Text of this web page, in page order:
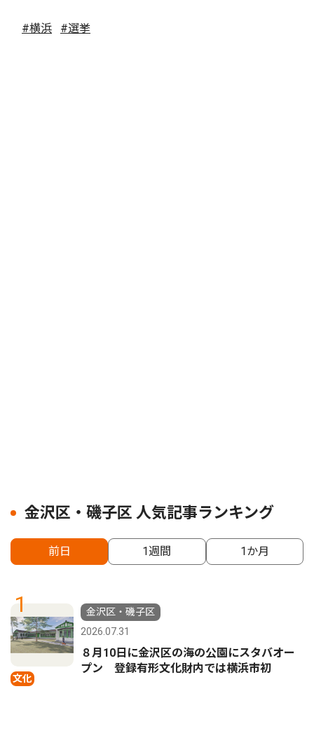
#横浜 #選挙
金沢区・磯子区 人気記事ランキング
前日 1週間 1か月
1
文化
金沢区・磯子区
2026.07.31
８月10日に金沢区の海の公園にスタバオー
プン 登録有形文化財内では横浜市初